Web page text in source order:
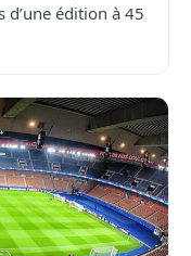
édition à 45